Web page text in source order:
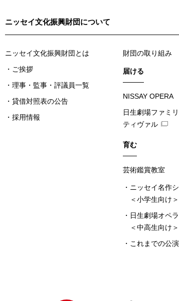
ニッセイ文化振興財団について
ニッセイ文化振興財団とは
ご挨拶
理事・監事・評議員一覧
貸借対照表の公告
採用情報
財団の取り組み
届ける
NISSAY OPERA
日生劇場ファミ
ティヴァル
育む
芸術鑑賞教室
ニッセイ名作
＜小学生向け＞
日生劇場オペ
＜中高生向け＞
これまでの公演